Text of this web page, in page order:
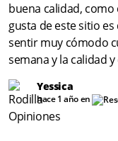
buena calidad,
gusta de este sitio
sentir muy cómodo
semana y la calidad
Yessica
hace 1 año en